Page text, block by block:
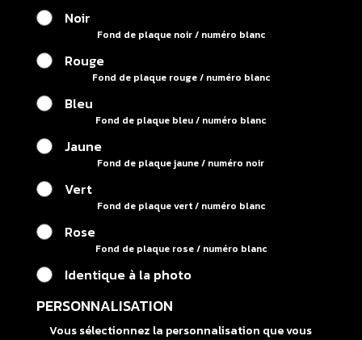
Noir
Fond de plaque noir / numéro blanc
Rouge
Fond de plaque rouge / numéro blanc
Bleu
Fond de plaque bleu / numéro blanc
Jaune
Fond de plaque jaune / numéro noir
Vert
Fond de plaque vert / numéro blanc
Rose
Fond de plaque rose / numéro blanc
Identique à la photo
PERSONNALISATION
Vous sélectionnez la personnalisation que vous